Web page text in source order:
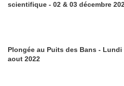
scientifique - 02 & 03 décembre
Plongée au Puits des Bans - Lundi
aout 2022